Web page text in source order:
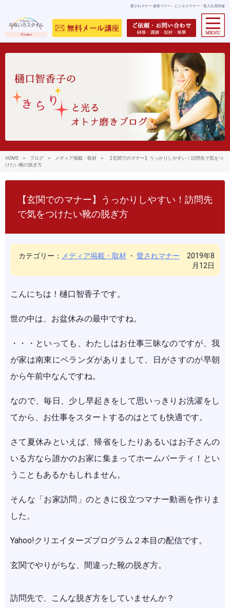
愛されマナー 接客マナー・ビジネスマナー・新入社員研修
HOME > ブログ > メディア掲載・取材 >
【玄関でのマナー】うっかりしやすい！訪問先で気をつ
けたい靴の脱ぎ方
【玄関でのマナー】うっかりしやすい！訪問先
で気をつけたい靴の脱ぎ方
カテゴリー： メディア掲載・取材 ・ 愛されマナー 2019年8
月12日
こんにちは！樋口智香子です。
世の中は、お盆休みの最中ですね。
・・・といっても、わたしはお仕事三昧なのですが、我
が家は南東にベランダがありまして、日がさすのが早朝
から午前中なんですね。
なので、毎日、少し早起きをして思いっきりお洗濯をし
てから、お仕事をスタートするのはとても快適です。
さて夏休みといえば、帰省をしたりあるいはお子さんの
いる方なら誰かのお家に集まってホームパーティ！とい
うこともあるかもしれません。
そんな「お家訪問」のときに役立つマナー動画を作りま
した。
Yahoo!クリエイターズプログラム２本目の配信です。
玄関でやりがちな、間違った靴の脱ぎ方。
訪問先で、こんな脱ぎ方をしていませんか？